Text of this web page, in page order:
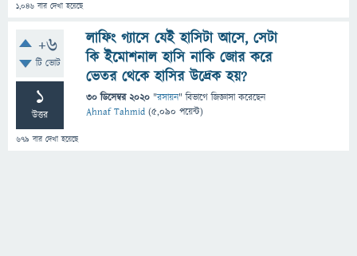
1,046 বার দেখা হয়েছে
+6
টি ভোট
1
উত্তর
679 বার দেখা হয়েছে
লাফিং গ্যাসে যেই হাসিটা আসে, সেটা
কি ইমোশনাল হাসি নাকি জোর করে
ভেতর থেকে হাসির উদ্রেক হয়?
30 ডিসেম্বর 2020 "রসায়ন" বিভাগে জিজ্ঞাসাকরেছেন
Ahnaf Tahmid (5,090 পয়েন্ট)